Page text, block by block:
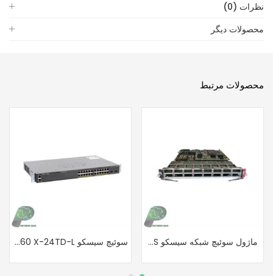
نظرات (0)
محصولات دیگر
محصولات مرتبط
ماژول سوئیچ شبکه سیسکو WS X6816 10G 2TWS سوئیچ سیسکو Cisco WS C2960 X-24TD-L